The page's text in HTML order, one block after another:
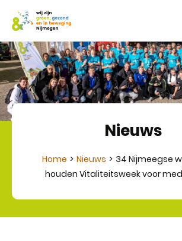
Nieuws
Home Nieuws
34 Nijmeegse
houden Vitaliteitsweek voor